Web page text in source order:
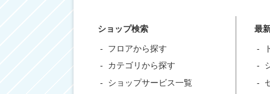
ショップ検索
フロアから探す
カテゴリから探す
ショップサービス一覧
最